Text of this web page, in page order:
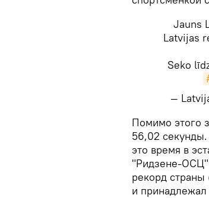
Jauns
Latvijas
Seko
—
​Помимо этого
56,02
это время в
"Ридзене-ОСЦ"
рекорд
и